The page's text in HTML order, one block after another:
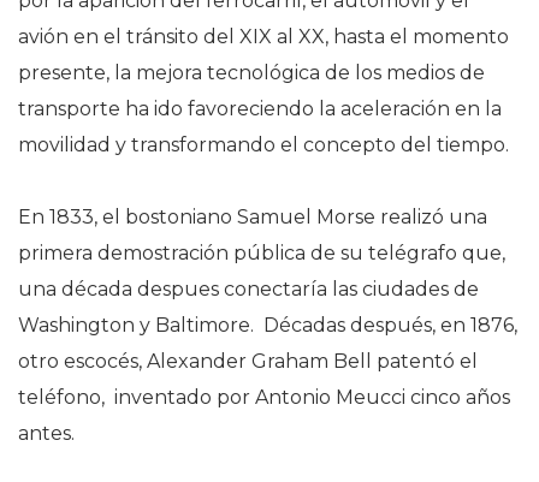
avión en el tránsito del XIX al XX, hasta el momento
presente, la mejora tecnológica de los medios de
transporte ha ido favoreciendo la aceleración en la
movilidad y transformando el concepto del tiempo.
En 1833, el bostoniano Samuel Morse realizó una
primera demostración pública de su telégrafo que,
una década despues conectaría las ciudades de
Washington y Baltimore. Décadas después, en 1876,
otro escocés, Alexander Graham Bell patentó el
teléfono, inventado por Antonio Meucci cinco años
antes.